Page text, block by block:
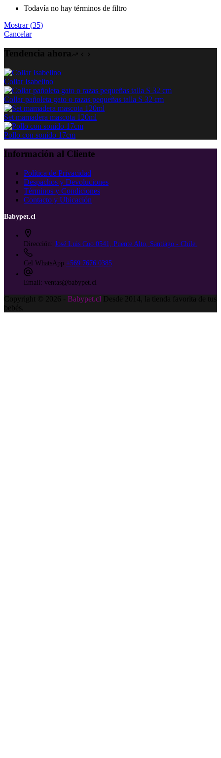
Todavía no hay términos de filtro
Mostrar(35)
Cancelar
Tendencia ahora
Collar Isabelino
Collar pañoleta gato o razas pequeñas talla S 32 cm
Set mamadera mascota 120ml
Pollo con sonido 17cm
Información al Cliente
Política de Privacidad
Despachos y Devoluciones
Términos y Condiciones
Contacto y Ubicación
Babypet.cl
Dirección: José Luis Coo 0541, Puente Alto, Santiago - Chile.
Cel WhatsApp +569 7676 0385
Email: ventas@babypet.cl
Copyright © 2026 - Babypet.cl Desde 2014, la tienda favorita de tus
bebés.